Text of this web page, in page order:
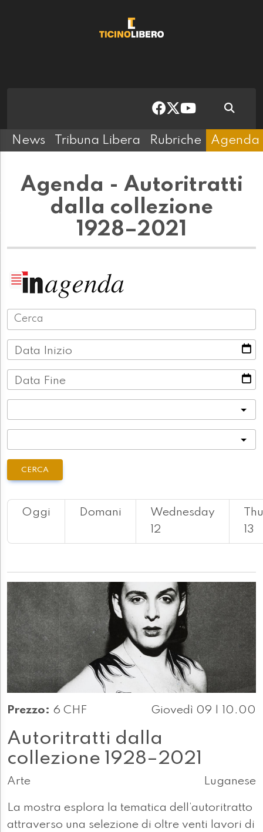
News Tribuna Libera Rubriche Agenda
Agenda - Autoritratti
dalla collezione
1928–2021
Data Inizio
Data Fine
CERCA
Oggi Domani
Wednesday
12
13
Prezzo: 6 CHF Giovedì 09 | 10.00
Autoritratti dalla
collezione 1928–2021
Arte Luganese
La mostra esplora la tematica dell’autoritratto
attraverso una selezione di oltre venti lavori di